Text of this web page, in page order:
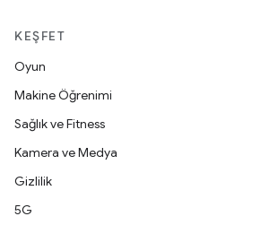
KEŞFET
Oyun
Makine Öğrenimi
Sağlık ve Fitness
Kamera ve Medya
Gizlilik
5G